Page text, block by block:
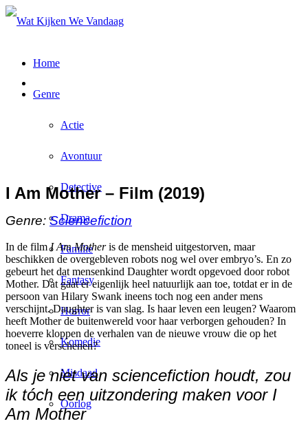
Home
Genre
Actie
Avontuur
Detective
Drama
Familie
Fantasy
Horror
Komedie
Misdaad
Oorlog
I Am Mother – Film (2019)
Genre:Sciencefiction
In de filmI Am Motheris de mensheid uitgestorven, maar
beschikken de overgebleven robots nog wel over embryo’s. En zo
gebeurt het dat mensenkind Daughter wordt opgevoed door robot
Mother. Dat gaat er eigenlijk heel natuurlijk aan toe, totdat er in de
persoon van Hilary Swank ineens toch nog een ander mens
verschijnt. Daughter is van slag. Is haar leven een leugen? Waarom
heeft Mother de buitenwereld voor haar verborgen gehouden? In
hoeverre kloppen de verhalen van de nieuwe vrouw die op het
toneel is verschenen?
Als je niet van sciencefiction houdt, zou
ik tóch een uitzondering maken voor I
Am Mother